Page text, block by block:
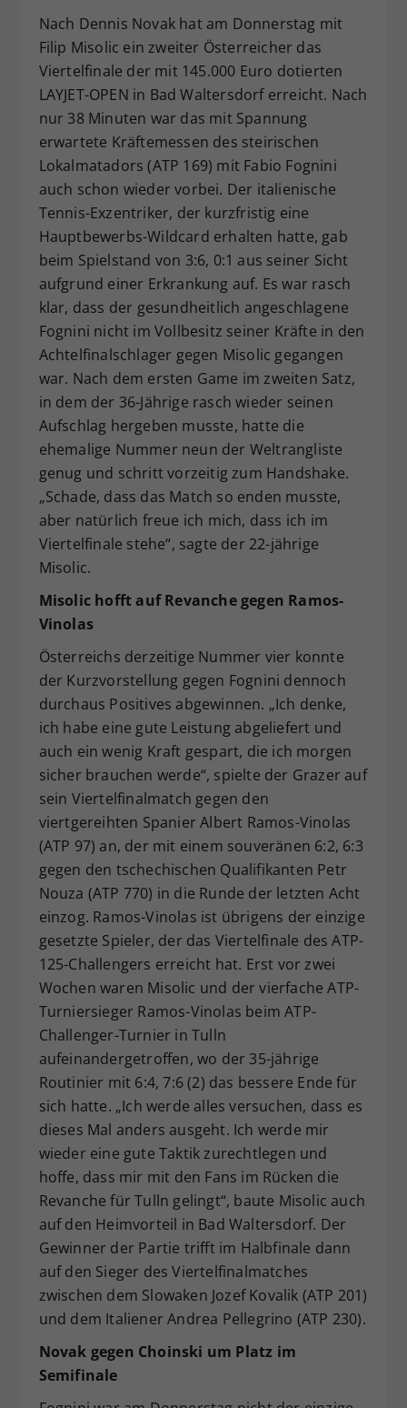
Nach Dennis Novak hat am Donnerstag mit
Filip Misolic ein zweiter Österreicher das
Viertelfinale der mit 145.000 Euro dotierten
LAYJET-OPEN in Bad Waltersdorf erreicht. Nach
nur 38 Minuten war das mit Spannung
erwartete Kräftemessen des steirischen
Lokalmatadors (ATP 169) mit Fabio Fognini
auch schon wieder vorbei. Der italienische
Tennis-Exzentriker, der kurzfristig eine
Hauptbewerbs-Wildcard erhalten hatte, gab
beim Spielstand von 3:6, 0:1 aus seiner Sicht
aufgrund einer Erkrankung auf. Es war rasch
klar, dass der gesundheitlich angeschlagene
Fognini nicht im Vollbesitz seiner Kräfte in den
Achtelfinalschlager gegen Misolic gegangen
war. Nach dem ersten Game im zweiten Satz,
in dem der 36-Jährige rasch wieder seinen
Aufschlag hergeben musste, hatte die
ehemalige Nummer neun der Weltrangliste
genug und schritt vorzeitig zum Handshake.
„Schade, dass das Match so enden musste,
aber natürlich freue ich mich, dass ich im
Viertelfinale stehe“, sagte der 22-jährige
Misolic.
Misolic hofft auf Revanche gegen Ramos-
Vinolas
Österreichs derzeitige Nummer vier konnte
der Kurzvorstellung gegen Fognini dennoch
durchaus Positives abgewinnen. „Ich denke,
ich habe eine gute Leistung abgeliefert und
auch ein wenig Kraft gespart, die ich morgen
sicher brauchen werde“, spielte der Grazer auf
sein Viertelfinalmatch gegen den
viertgereihten Spanier Albert Ramos-Vinolas
(ATP 97) an, der mit einem souveränen 6:2, 6:3
gegen den tschechischen Qualifikanten Petr
Nouza (ATP 770) in die Runde der letzten Acht
einzog. Ramos-Vinolas ist übrigens der einzige
gesetzte Spieler, der das Viertelfinale des ATP-
125-Challengers erreicht hat. Erst vor zwei
Wochen waren Misolic und der vierfache ATP-
Turniersieger Ramos-Vinolas beim ATP-
Challenger-Turnier in Tulln
aufeinandergetroffen, wo der 35-jährige
Routinier mit 6:4, 7:6 (2) das bessere Ende für
sich hatte. „Ich werde alles versuchen, dass es
dieses Mal anders ausgeht. Ich werde mir
wieder eine gute Taktik zurechtlegen und
hoffe, dass mir mit den Fans im Rücken die
Revanche für Tulln gelingt“, baute Misolic auch
auf den Heimvorteil in Bad Waltersdorf. Der
Gewinner der Partie trifft im Halbfinale dann
auf den Sieger des Viertelfinalmatches
zwischen dem Slowaken Jozef Kovalik (ATP 201)
und dem Italiener Andrea Pellegrino (ATP 230).
Novak gegen Choinski um Platz im
Semifinale
Zweck
Dieser Wert speichert Ihre Consent-
Einstellungen. Unter anderem eine
zufällig generierte ID, für die
historische Speicherung Ihrer
vorgenommen Einstellungen, falls der
Webseiten-Betreiber dies eingestellt
hat.